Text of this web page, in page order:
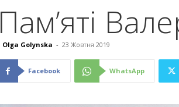
Пам’яті
Olga Golynska - 23 Жовтня 2019
Facebook WhatsApp